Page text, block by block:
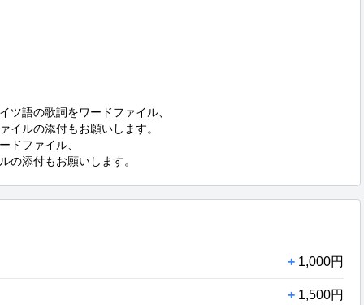
語の歌詞をワードファイル、
ルの添付もお願いします。
ドファイル、
添付もお願いします。
+ 1,000円
+ 1,500円